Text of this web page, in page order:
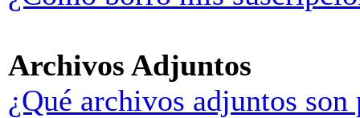
Archivos Adjuntos
¿Qué archivos adjuntos